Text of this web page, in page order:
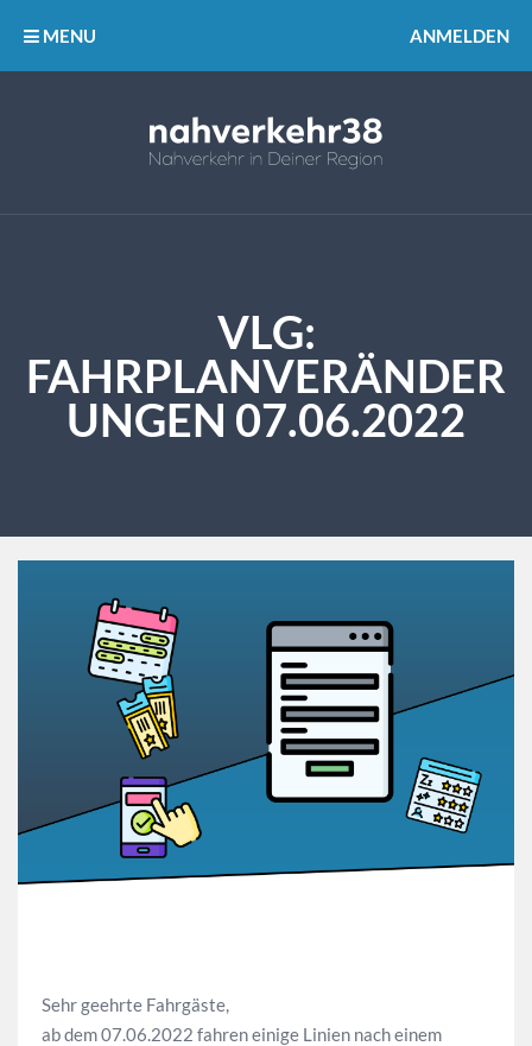
MENU ANMELDEN
VLG:
FAHRPLANVERÄNDER
UNGEN 07.06.2022
Sehr geehrte Fahrgäste,
ab dem 07.06.2022 fahren einige Linien nach einem